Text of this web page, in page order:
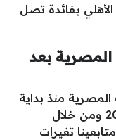
بفائدة تصل
المصرية بعد
منذ بداية
اليوم الموافق 21 من شهر مارس 2025 ومن خلال
تغيرات